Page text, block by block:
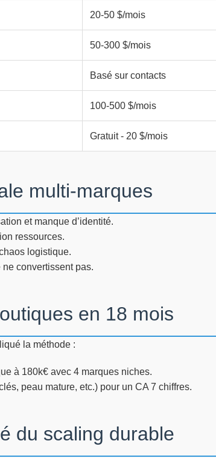
20-50 $/mois
50-300 $/mois
Basé sur contacts
100-500 $/mois
Gratuit - 20 $/mois
multi-marques
et manque d’identité.
ressources.
logistique.
convertissent pas.
en 18 mois
la méthode :
à 180k€ avec 4 marques niches.
peau mature, etc.) pour un CA 7 chiffres.
du scaling durable